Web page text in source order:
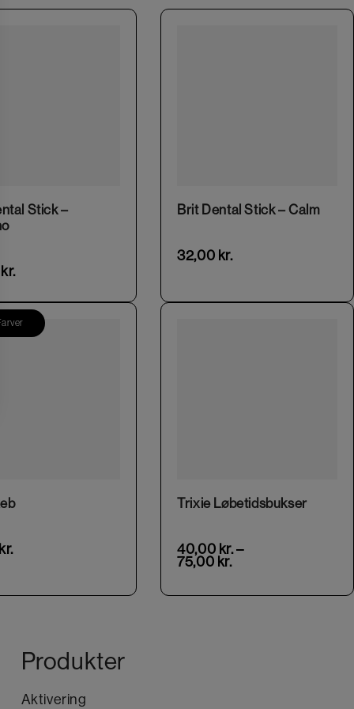
Stick –
kr.
Brit Dental Stick – Calm
32,00 kr.
kr.
Trixie Løbetidsbukser
40,00 kr.–
75,00 kr.
Produkter
Aktivering